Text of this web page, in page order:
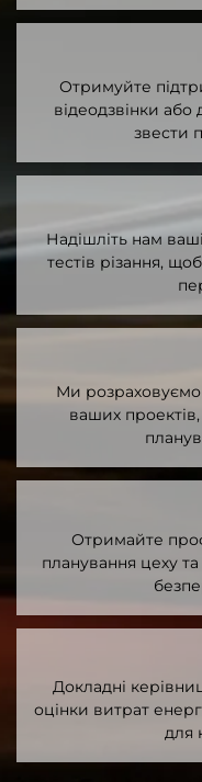
Отримуйте
відеодзвінки або
звести
Надішліть нам
тестів різання,
Ми розраховуємо
ваших
Отримайте
планування цеху
Докладні
оцінки витрат
для